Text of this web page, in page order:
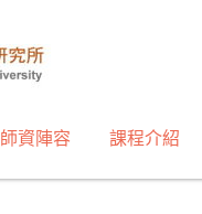
師資陣容 課程介紹